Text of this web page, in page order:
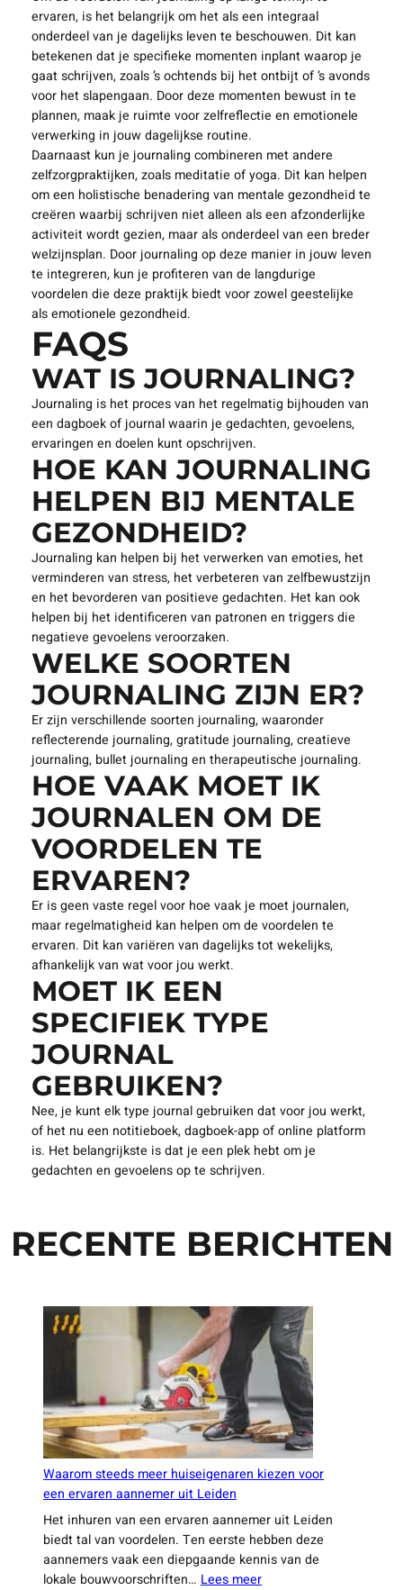
ervaren, is het belangrijk om het als een integraal
onderdeel van je dagelijks leven te beschouwen. Dit kan
betekenen dat je specifieke momenten inplant waarop je
gaat schrijven, zoals ’s ochtends bij het ontbijt of ’s avonds
voor het slapengaan. Door deze momenten bewust in te
plannen, maak je ruimte voor zelfreflectie en emotionele
verwerking in jouw dagelijkse routine.
Daarnaast kun je journaling combineren met andere
zelfzorgpraktijken, zoals meditatie of yoga. Dit kan helpen
om een holistische benadering van mentale gezondheid te
creëren waarbij schrijven niet alleen als een afzonderlijke
activiteit wordt gezien, maar als onderdeel van een breder
welzijnsplan. Door journaling op deze manier in jouw leven
te integreren, kun je profiteren van de langdurige
voordelen die deze praktijk biedt voor zowel geestelijke
als emotionele gezondheid.
FAQS
WAT IS JOURNALING?
Journaling is het proces van het regelmatig bijhouden van
een dagboek of journal waarin je gedachten, gevoelens,
ervaringen en doelen kunt opschrijven.
HOE KAN JOURNALING
HELPEN BIJ MENTALE
GEZONDHEID?
Journaling kan helpen bij het verwerken van emoties, het
verminderen van stress, het verbeteren van zelfbewustzijn
en het bevorderen van positieve gedachten. Het kan ook
helpen bij het identificeren van patronen en triggers die
negatieve gevoelens veroorzaken.
WELKE SOORTEN
JOURNALING ZIJN ER?
Er zijn verschillende soorten journaling, waaronder
reflecterende journaling, gratitude journaling, creatieve
journaling, bullet journaling en therapeutische journaling.
HOE VAAK MOET IK
JOURNALEN OM DE
VOORDELEN TE
ERVAREN?
Er is geen vaste regel voor hoe vaak je moet journalen,
maar regelmatigheid kan helpen om de voordelen te
ervaren. Dit kan variëren van dagelijks tot wekelijks,
afhankelijk van wat voor jou werkt.
MOET IK EEN
SPECIFIEK TYPE
JOURNAL
GEBRUIKEN?
Nee, je kunt elk type journal gebruiken dat voor jou werkt,
of het nu een notitieboek, dagboek-app of online platform
is. Het belangrijkste is dat je een plek hebt om je
gedachten en gevoelens op te schrijven.
RECENTE BERICHTEN
Waarom steeds meer huiseigenaren kiezen voor
een ervaren aannemer uit Leiden
Het inhuren van een ervaren aannemer uit Leiden
biedt tal van voordelen. Ten eerste hebben deze
aannemers vaak een diepgaande kennis van de
lokale bouwvoorschriften… Lees meer: